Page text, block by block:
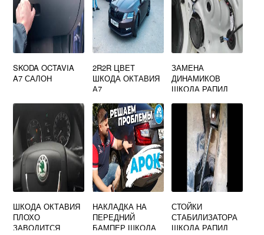
SKODA OCTAVIA
A7 САЛОН
2R2R ЦВЕТ
ШКОДА ОКТАВИЯ
А7
ЗАМЕНА
ДИНАМИКОВ
ШКОДА РАПИД
ШКОДА ОКТАВИЯ
ПЛОХО
ЗАВОДИТСЯ
НАКЛАДКА НА
ПЕРЕДНИЙ
БАМПЕР ШКОДА
СТОЙКИ
СТАБИЛИЗАТОРА
ШКОДА РАПИД